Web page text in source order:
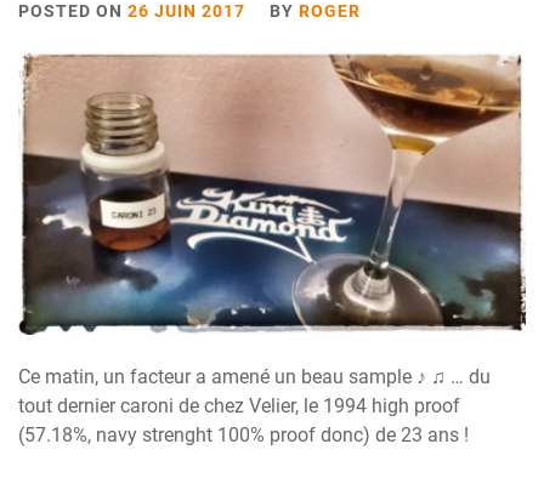
POSTED ON 26 JUIN 2017 BY ROGER
Ce matin, un facteur a amené un beau sample ♪ ♫ … du
tout dernier caroni de chez Velier, le 1994 high proof
(57.18%, navy strenght 100% proof donc) de 23 ans !